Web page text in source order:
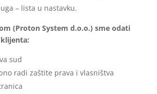
– lista u nastavku.
(Proton System d.o.o.) sme odati
sud
radi zaštite prava i vlasništva